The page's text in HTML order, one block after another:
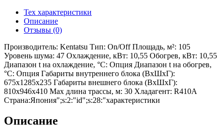
Тех характеристики
Описание
Отзывы (0)
Производитель: Kentatsu Тип: On/Off Площадь, м²: 105
Уровень шума: 47 Охлаждение, кВт: 10,55 Обогрев, кВт: 10,55
Диапазон t на охлаждение, °С: Опция Диапазон t на обогрев,
°С: Опция Габариты внутреннего блока (ВхШхГ):
675х1285х235 Габариты внешнего блока (ВхШхГ):
810x946x410 Max длина трассы, м: 30 Хладагент: R410A
Страна:Япония";s:2:"id";s:28:"характеристики
Описание